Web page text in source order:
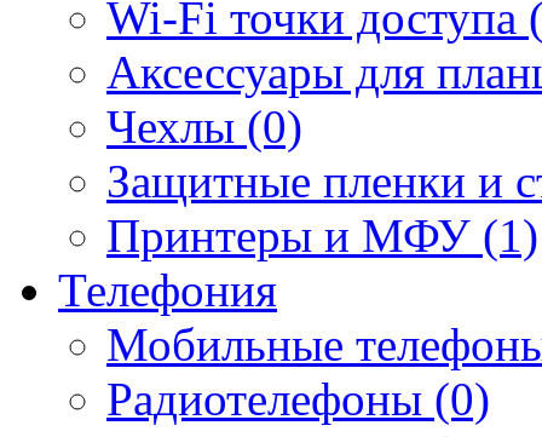
Wi-Fi точки доступа
Аксессуары для
Чехлы (0)
Защитные пленки и
Принтеры и МФУ (1)
Телефония
Мобильные
Радиотелефоны (0)